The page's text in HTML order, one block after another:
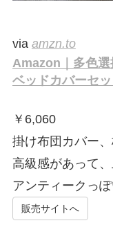
via amzn.to
Amazon｜多色
ベッドカバーセッ
￥ 6,060
掛け布団カバー
高級感があって、
アンティークっ
販売サイトへ